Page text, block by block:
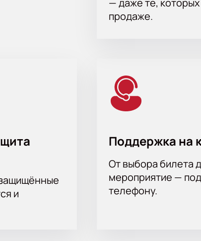
продаже.
и
Поддержка на
От выбора билета
мероприятие —
телефону.